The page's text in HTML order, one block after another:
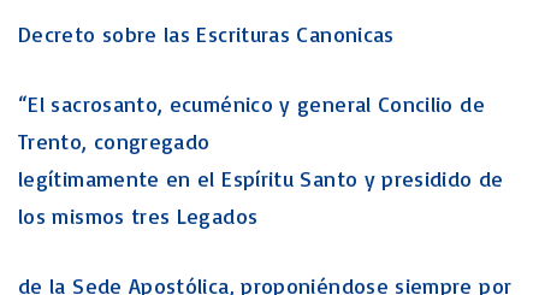
Decreto sobre las Escrituras Canonicas
“El sacrosanto, ecuménico y general Concilio de
Trento, congregado
legítimamente en el Espíritu Santo y presidido de
los mismos tres Legados
de la Sede Apostólica, proponiéndose siempre por